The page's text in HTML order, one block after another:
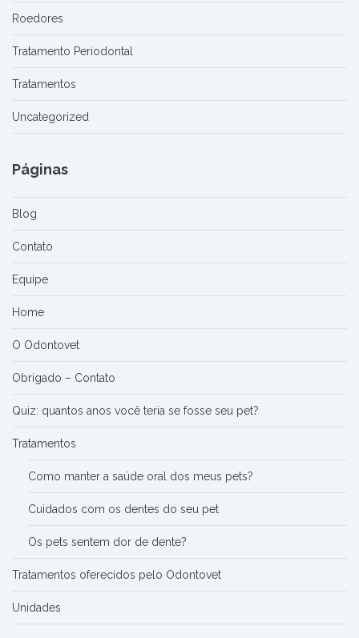
Roedores
Tratamento Periodontal
Tratamentos
Uncategorized
Páginas
Blog
Contato
Equipe
Home
O Odontovet
Obrigado – Contato
Quiz: quantos anos você teria se fosse seu pet?
Tratamentos
Como manter a saúde oral dos meus pets?
Cuidados com os dentes do seu pet
Os pets sentem dor de dente?
Tratamentos oferecidos pelo Odontovet
Unidades